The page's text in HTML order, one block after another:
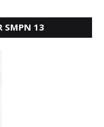
SMPN 13